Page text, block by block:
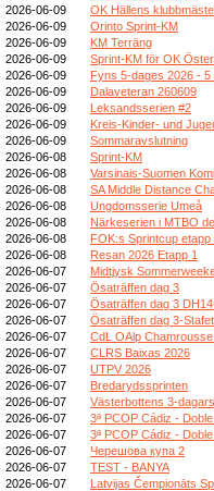
2026-06-09
OK Hällens
2026-06-09
Orinto Sprint-KM
2026-06-09
KM Terräng
2026-06-09
Sprint-KM för OK
2026-06-09
Fyns 5-dages 2026 -
2026-06-09
Dalaveteran 260609
2026-06-09
Leksandsserien #2
2026-06-09
Kreis-Kinder- und
2026-06-09
Sommaravslutning
2026-06-08
Sprint-KM
2026-06-08
Varsinais-Suomen
2026-06-08
SA Middle Distance
2026-06-08
Ungdomsserie Umeå
2026-06-08
Närkeserien i MTBO
2026-06-08
FOK:s Sprintcup etapp
2026-06-08
Resan 2026 Etapp 1
2026-06-07
Midtjysk
2026-06-07
Ösaträffen dag 3
2026-06-07
Ösaträffen dag 3
2026-06-07
Ösaträffen dag 3-
2026-06-07
CdL OAlp
2026-06-07
CLRS Baixas 2026
2026-06-07
UTPV 2026
2026-06-07
Bredarydssprinten
2026-06-07
Västerbottens 3-
2026-06-07
3ª PCOP Cádiz -
2026-06-07
3ª PCOP Cádiz -
2026-06-07
Черешова купа 2
2026-06-07
TEST - BANYA
2026-06-07
Latvijas Čempionāts